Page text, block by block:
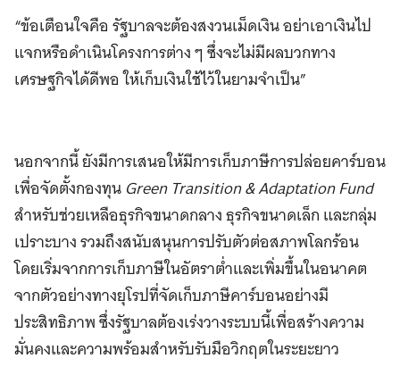
“ข้อเตือนใจคือ รัฐบาลจะต้องสงวนเม็ดเงิน อย่าเอาเงินไป
แจกหรือดำเนินโครงการต่าง ๆ ซึ่งจะไม่มีผลบวกทาง
เศรษฐกิจได้ดีพอ ให้เก็บเงินใช้ไว้ในยามจำเป็น”
นอกจากนี้ ยังมีการเสนอให้มีการเก็บภาษีการปล่อยคาร์บอน
เพื่อจัดตั้งกองทุนGreen Transition & Adaptation Fund
สำหรับช่วยเหลือธุรกิจขนาดกลาง ธุรกิจขนาดเล็ก และกลุ่ม
เปราะบาง รวมถึงสนับสนุนการปรับตัวต่อสภาพโลกร้อน
โดยเริ่มจากการเก็บภาษีในอัตราต่ำและเพิ่มขึ้นในอนาคต
จากตัวอย่างทางยุโรปที่จัดเก็บภาษีคาร์บอนอย่างมี
ประสิทธิภาพ ซึ่งรัฐบาลต้องเร่งวางระบบนี้เพื่อสร้างความ
มั่นคงและความพร้อมสำหรับรับมือวิกฤตในระยะยาว